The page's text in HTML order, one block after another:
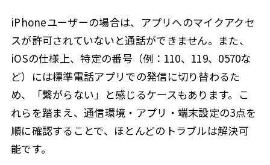
iPhoneユーザーの場合は、アプリへのマイクアクセ
スが許可されていないと通話ができません。また、
iOSの仕様上、特定の番号（例：110、119、0570な
ど）には標準電話アプリでの発信に切り替わるた
め、「繋がらない」と感じるケースもあります。こ
れらを踏まえ、通信環境・アプリ・端末設定の3点を
順に確認することで、ほとんどのトラブルは解決可
能です。